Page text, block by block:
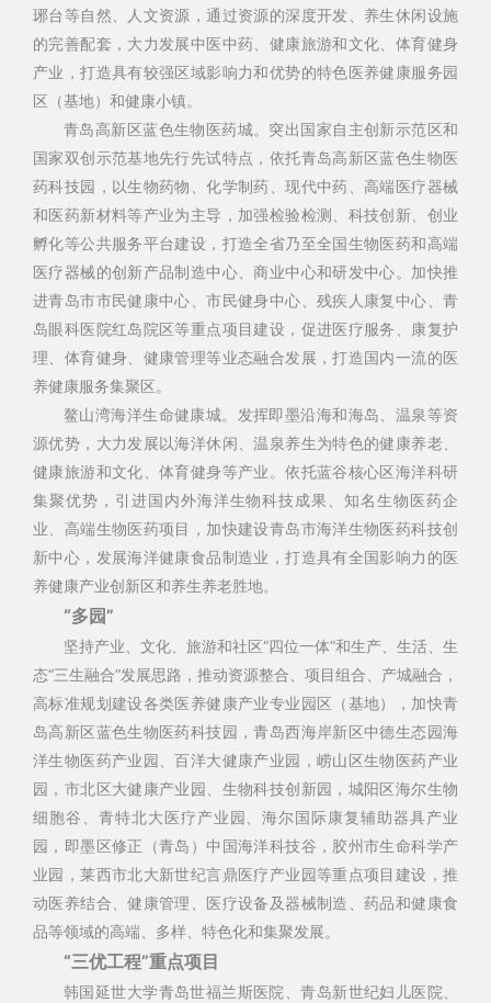
琊台等自然、人文资源，通过资源的深度开发、养生休闲设施
的完善配套，大力发展中医中药、健康旅游和文化、体育健身
产业，打造具有较强区域影响力和优势的特色医养健康服务园
区（基地）和健康小镇。
青岛高新区蓝色生物医药城。突出国家自主创新示范区和
国家双创示范基地先行先试特点，依托青岛高新区蓝色生物医
药科技园，以生物药物、化学制药、现代中药、高端医疗器械
和医药新材料等产业为主导，加强检验检测、科技创新、创业
孵化等公共服务平台建设，打造全省乃至全国生物医药和高端
医疗器械的创新产品制造中心、商业中心和研发中心。加快推
进青岛市市民健康中心、市民健身中心、残疾人康复中心、青
岛眼科医院红岛院区等重点项目建设，促进医疗服务、康复护
理、体育健身、健康管理等业态融合发展，打造国内一流的医
养健康服务集聚区。
鳌山湾海洋生命健康城。发挥即墨沿海和海岛、温泉等资
源优势，大力发展以海洋休闲、温泉养生为特色的健康养老、
健康旅游和文化、体育健身等产业。依托蓝谷核心区海洋科研
集聚优势，引进国内外海洋生物科技成果、知名生物医药企
业、高端生物医药项目，加快建设青岛市海洋生物医药科技创
新中心，发展海洋健康食品制造业，打造具有全国影响力的医
养健康产业创新区和养生养老胜地。
“多园”
坚持产业、文化、旅游和社区“四位一体”和生产、生活、生
态“三生融合”发展思路，推动资源整合、项目组合、产城融合，
高标准规划建设各类医养健康产业专业园区（基地），加快青
岛高新区蓝色生物医药科技园，青岛西海岸新区中德生态园海
洋生物医药产业园、百洋大健康产业园，崂山区生物医药产业
园，市北区大健康产业园、生物科技创新园，城阳区海尔生物
细胞谷、青特北大医疗产业园、海尔国际康复辅助器具产业
园，即墨区修正（青岛）中国海洋科技谷，胶州市生命科学产
业园，莱西市北大新世纪言鼎医疗产业园等重点项目建设，推
动医养结合、健康管理、医疗设备及器械制造、药品和健康食
品等领域的高端、多样、特色化和集聚发展。
“三优工程”重点项目
韩国延世大学青岛世福兰斯医院、青岛新世纪妇儿医院、